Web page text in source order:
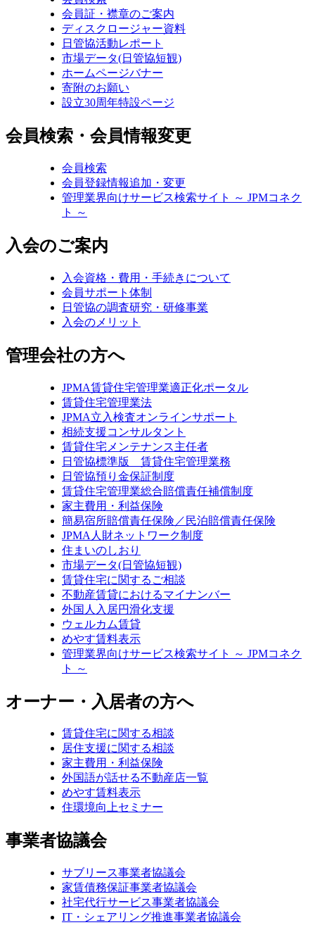
会員証・襟章のご案内
ディスクロージャー資料
日管協活動レポート
市場データ(日管協短観)
ホームページバナー
寄附のお願い
設立30周年特設ページ
会員検索・会員情報変更
会員検索
会員登録情報追加・変更
管理業界向けサービス検索サイト ～ JPMコネク
ト ～
入会のご案内
入会資格・費用・手続きについて
会員サポート体制
日管協の調査研究・研修事業
入会のメリット
管理会社の方へ
JPMA賃貸住宅管理業適正化ポータル
賃貸住宅管理業法
JPMA立入検査オンラインサポート
相続支援コンサルタント
賃貸住宅メンテナンス主任者
日管協標準版 賃貸住宅管理業務
日管協預り金保証制度
賃貸住宅管理業総合賠償責任補償制度
家主費用・利益保険
簡易宿所賠償責任保険／民泊賠償責任保険
JPMA人財ネットワーク制度
住まいのしおり
市場データ(日管協短観)
賃貸住宅に関するご相談
不動産賃貸におけるマイナンバー
外国人入居円滑化支援
ウェルカム賃貸
めやす賃料表示
管理業界向けサービス検索サイト ～ JPMコネク
ト ～
オーナー・入居者の方へ
賃貸住宅に関する相談
居住支援に関する相談
家主費用・利益保険
外国語が話せる不動産店一覧
めやす賃料表示
住環境向上セミナー
事業者協議会
サブリース事業者協議会
家賃債務保証事業者協議会
社宅代行サービス事業者協議会
IT・シェアリング推進事業者協議会